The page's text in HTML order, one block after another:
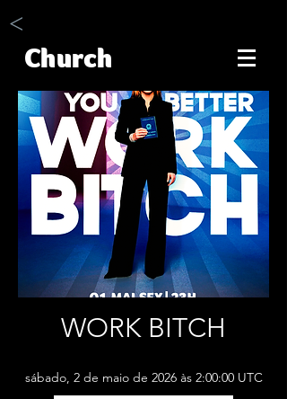
<
Church
WORK BITCH
sábado, 2 de maio de 2026 às 2:00:00 UTC